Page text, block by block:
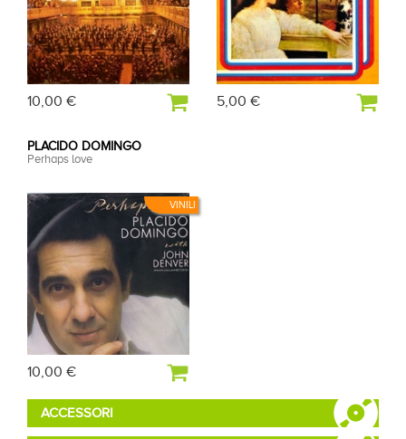
10,00 € 5,00 €
VINILI
PLACIDO DOMINGO
Perhaps love
10,00 €
ACCESSORI